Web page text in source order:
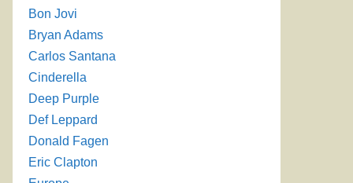
Bon Jovi
Bryan Adams
Carlos Santana
Cinderella
Deep Purple
Def Leppard
Donald Fagen
Eric Clapton